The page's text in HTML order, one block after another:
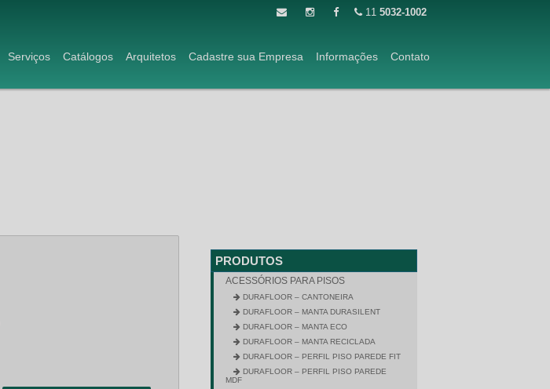
11 5032-1002
Serviços Catálogos Arquitetos Cadastre sua Empresa Informações Contato
PRODUTOS
ACESSÓRIOS PARA PISOS
DURAFLOOR – CANTONEIRA
DURAFLOOR – MANTA DURASILENT
DURAFLOOR – MANTA ECO
DURAFLOOR – MANTA RECICLADA
DURAFLOOR – PERFIL PISO PAREDE FIT
DURAFLOOR – PERFIL PISO PAREDE
MDF